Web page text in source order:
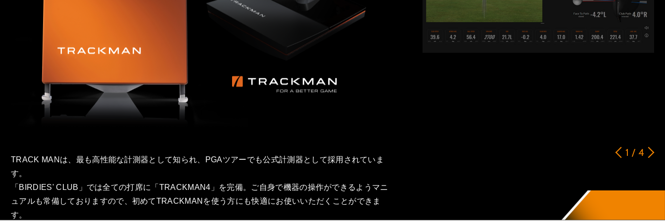
TRACK MANは、最も高性能な計測器として知られ、PGAツアーでも公式計測器として採用されていま
す。
「BIRDIES' CLUB」では全ての打席に「TRACKMAN4」を完備。ご自身で機器の操作ができるようマニ
ュアルも常備しておりますので、初めてTRACKMANを使う方にも快適にお使いいただくことができま
す。
1 / 4